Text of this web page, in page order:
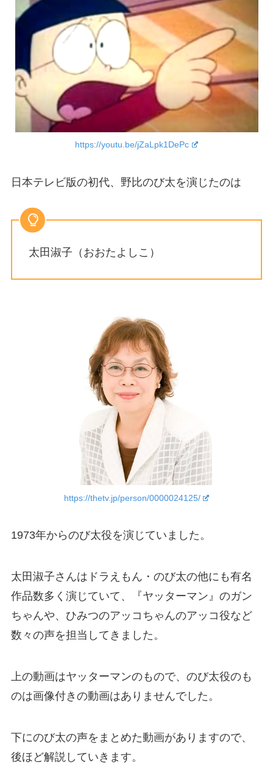
https://youtu.be/jZaLpk1DePc
日本テレビ版の初代、野比のび太を演じたのは
太田淑子（おおたよしこ）
https://thetv.jp/person/0000024125/
1973年からのび太役を演じていました。
太田淑子さんはドラえもん・のび太の他にも有名
作品数多く演じていて、『ヤッターマン』のガン
ちゃんや、ひみつのアッコちゃんのアッコ役など
数々の声を担当してきました。
上の動画はヤッターマンのもので、のび太役のも
のは画像付きの動画はありませんでした。
下にのび太の声をまとめた動画がありますので、
後ほど解説していきます。